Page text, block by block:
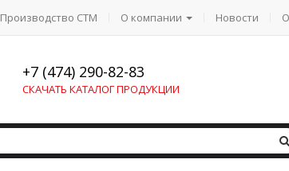
Производство СТМ О компании Новости
+7 (474) 290-82-83
СКАЧАТЬ КАТАЛОГ ПРОДУКЦИИ